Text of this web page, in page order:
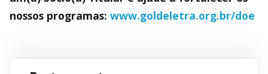
nossos programas: www.goldeletra.org.br/doe